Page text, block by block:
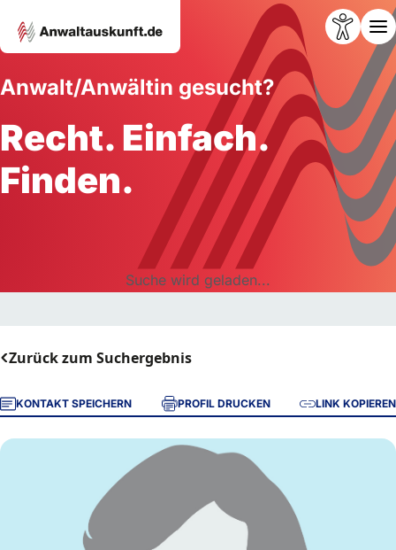
Anwalt/Anwältin gesucht?
Recht. Einfach.
Finden.
Suche wird geladen...
Zurück zum Suchergebnis
KONTAKT SPEICHERN PROFIL DRUCKEN LINK KOPIEREN